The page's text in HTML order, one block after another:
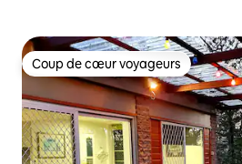
Coup de cœur voyageurs
Coup de cœur voyageurs